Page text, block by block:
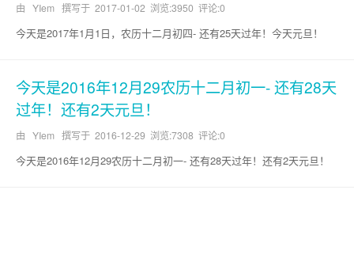
由 YIem 撰写于 2017-01-02 浏览:3950 评论:0
今天是2017年1月1日，农历十二月初四- 还有25天过年！今天元旦！
今天是2016年12月29农历十二月初一- 还有28天
过年！还有2天元旦！
由 YIem 撰写于 2016-12-29 浏览:7308 评论:0
今天是2016年12月29农历十二月初一- 还有28天过年！还有2天元旦！